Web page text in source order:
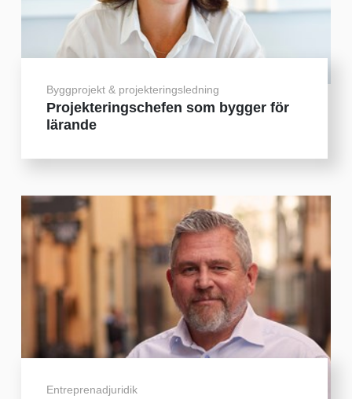
Byggprojekt & projekteringsledning
Projekteringschefen som bygger för
lärande
Entreprenadjuridik